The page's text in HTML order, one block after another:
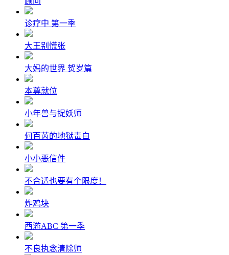
诊疗中 第一季
大王别慌张
大妈的世界 贺岁篇
本尊就位
小年兽与捉妖师
何百芮的地狱毒白
小小恶信件
不合适也要有个限度！
炸鸡块
西游ABC 第一季
不良执念清除师